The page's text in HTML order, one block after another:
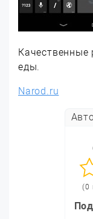
Качественные
еды.
Narod.ru
(0